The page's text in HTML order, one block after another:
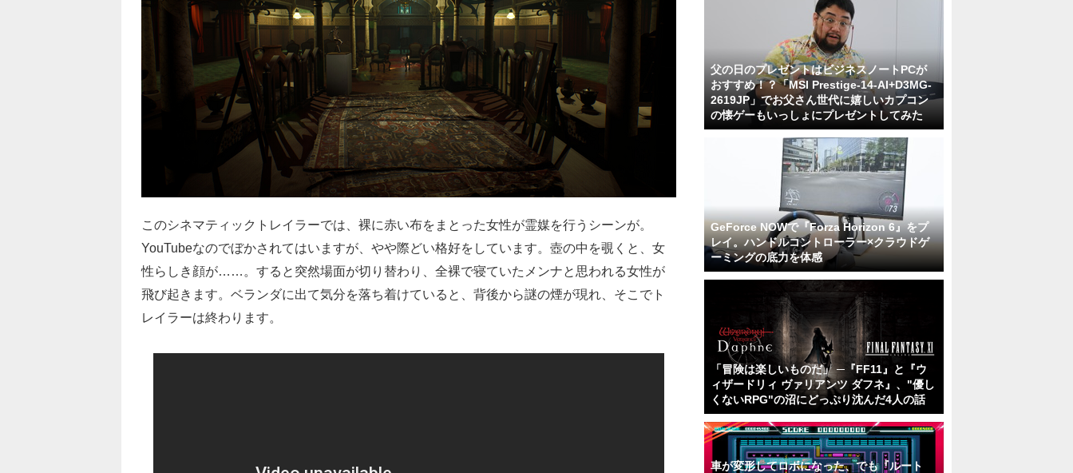
このシネマティックトレイラーでは、裸に赤い布をまとった女性が霊媒を行うシーンが。
YouTubeなのでぼかされてはいますが、やや際どい格好をしています。壺の中を覗くと、女
性らしき顔が……。すると突然場面が切り替わり、全裸で寝ていたメンナと思われる女性が
飛び起きます。ベランダに出て気分を落ち着けていると、背後から謎の煙が現れ、そこでト
レイラーは終わります。
父の日のプレゼントはビジネスノートPCが
おすすめ！？「MSI Prestige-14-AI+D3MG-
2619JP」でお父さん世代に嬉しいカプコン
の懐ゲーもいっしょにプレゼントしてみた
GeForce NOWで『Forza Horizon 6』をプ
レイ。ハンドルコントローラー×クラウドゲ
ーミングの底力を体感
「冒険は楽しいものだ」 ─『FF11』と『ウ
ィザードリィ ヴァリアンツ ダフネ』、"優し
くないRPG"の沼にどっぷり沈んだ4人の話
車が変形してロボになった、でも『ルート